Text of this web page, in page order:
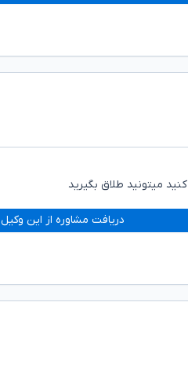
میتونید طلاق بگیرید
دریافت مشاوره از این وکیل